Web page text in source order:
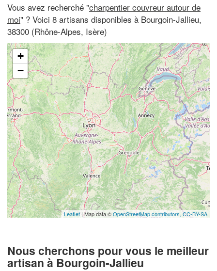
Vous avez recherché "charpentier couvreur autour de
moi" ? Voici 8 artisans disponibles à Bourgoin-Jallieu,
38300 (Rhône-Alpes, Isère)
+
−
Leaflet | Map data ©OpenStreetMap contributors, CC-BY-SA
Nous cherchons pour vous le meilleur
artisan à Bourgoin-Jallieu